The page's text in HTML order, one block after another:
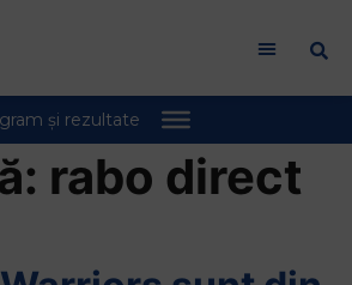
rabo direct